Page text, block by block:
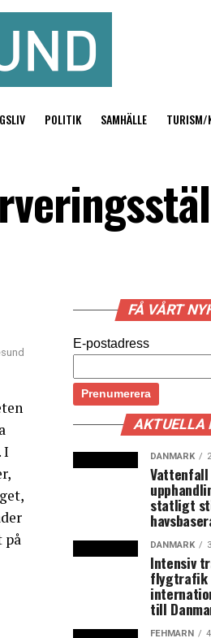
POLITIK SAMHÄLLE TURISM/
I
på
FÅ VÅRT
E-postadress
AKTUELLA
DANMARK
Vattenfall
statligt
DANMARK
Intensiv
flygtrafik
till
FEHMARN